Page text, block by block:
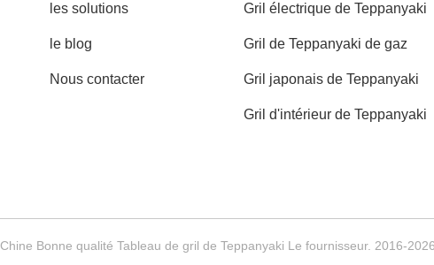
les solutions
le blog
Nous contacter
Gril électrique de Teppanyaki
Gril de Teppanyaki de gaz
Gril japonais de Teppanyaki
Gril d'intérieur de Teppanyaki
Chine Bonne qualité Tableau de gril de Teppanyaki Le fournisseur. 2016-